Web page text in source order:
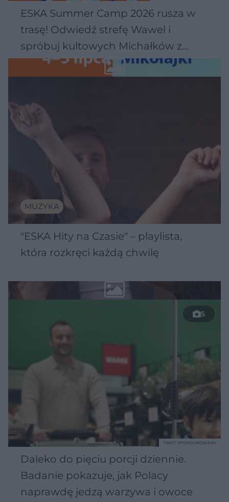
ESKA Summer Camp 2026 rusza w
trasę! Odwiedź strefę Wawel i
spróbuj kultowych Michałków z
Wawelu
MUZYKA
"ESKA Hity na Czasie" – playlista,
która rozkręci każdą chwilę
5
Daleko do pięciu porcji dziennie.
Badanie pokazuje, jak Polacy
naprawdę jedzą warzywa i owoce
TEKST SPONSOROWANY